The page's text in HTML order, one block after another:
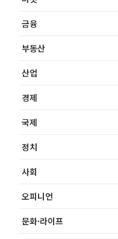
금융
부동산
산업
경제
국제
정치
사회
오피니언
문화·라이프